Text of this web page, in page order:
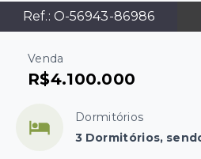
Ref.: O-56943-86986
Venda
R$4.100.000
Dormitórios
3 Dormitórios,